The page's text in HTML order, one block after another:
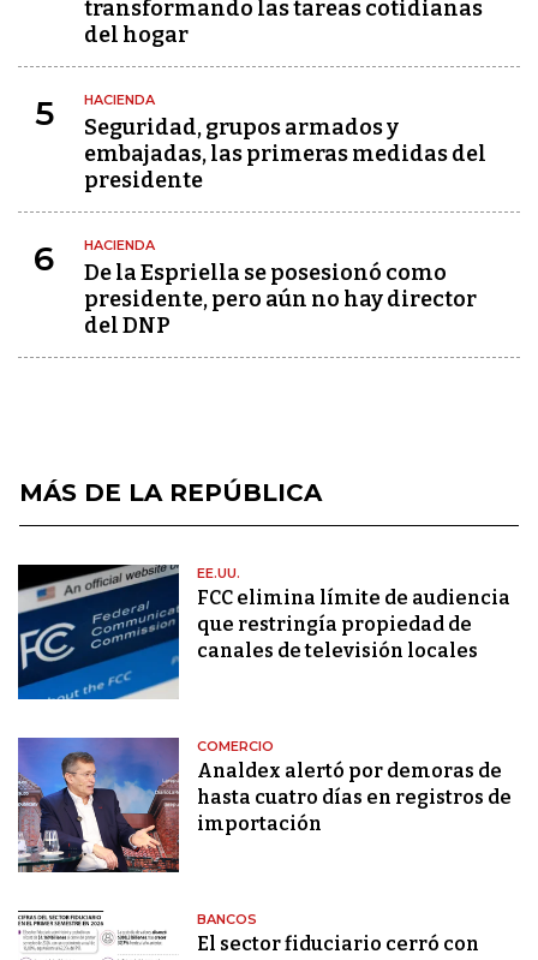
transformando las tareas cotidianas
del hogar
5 HACIENDA
Seguridad, grupos armados y
embajadas, las primeras medidas del
presidente
6 HACIENDA
De la Espriella se posesionó como
presidente, pero aún no hay director
del DNP
MÁS DE LA REPÚBLICA
EE.UU.
FCC elimina límite de audiencia
que restringía propiedad de
canales de televisión locales
COMERCIO
Analdex alertó por demoras de
hasta cuatro días en registros de
importación
BANCOS
El sector fiduciario cerró con